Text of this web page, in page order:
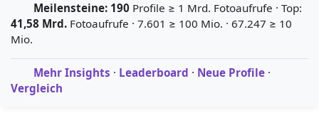
Meilensteine: 190 Profile ≥ 1 Mrd. Fotoaufrufe · Top:
41,58 Mrd. Fotoaufrufe · 7.601 ≥ 100 Mio. · 67.247 ≥ 10
Mio.
Mehr Insights · Leaderboard · Neue Profile ·
Vergleich